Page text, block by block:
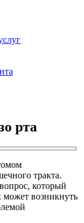
рта
тракта.
который
возникнуть